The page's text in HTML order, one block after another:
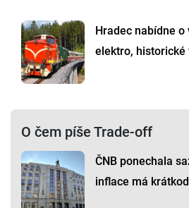
Hradec nabídne
elektro, historické
O čem píše Trade-off
ČNB ponechala
inflace má